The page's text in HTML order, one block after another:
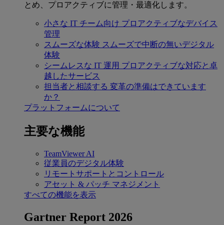
とめ、プロアクティブに管理・最適化します。
小さな IT チーム向け プロアクティブなデバイス
管理
スムーズな体験 スムーズで中断の無いデジタル
体験
シームレスな IT 運用 プロアクティブな対応と卓
越したサービス
担当者と相談する 変革の準備はできています
か？
プラットフォームについて
主要な機能
TeamViewer AI
従業員のデジタル体験
リモートサポートとコントロール
アセット & パッチ マネジメント
すべての機能を表示
Gartner Report 2026